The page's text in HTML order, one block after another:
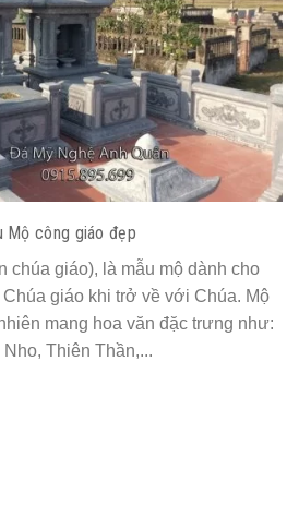
Mộ công giáo đẹp
chúa giáo), là mẫu mộ dành cho
giáo khi trở về với Chúa. Mộ
mang hoa văn đặc trưng như:
Thiên Thần,...